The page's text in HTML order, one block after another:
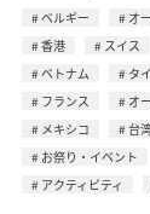
ベルギー
オ
香港
スイス
ベトナム
タイ
フランス
オ
メキシコ
台
お祭り・イベント
アクティビティ